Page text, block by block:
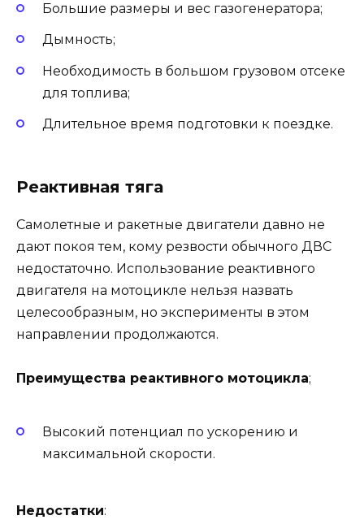
Большие размеры и вес газогенератора;
Дымность;
Необходимость в большом грузовом отсеке
для топлива;
Длительное время подготовки к поездке.
Реактивная тяга
Самолетные и ракетные двигатели давно не
дают покоя тем, кому резвости обычного ДВС
недостаточно. Использование реактивного
двигателя на мотоцикле нельзя назвать
целесообразным, но эксперименты в этом
направлении продолжаются.
Преимущества реактивного мотоцикла;
Высокий потенциал по ускорению и
максимальной скорости.
Недостатки: